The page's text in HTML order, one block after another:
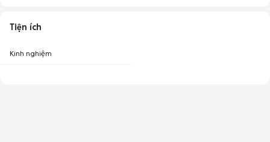
Tiện ích
Kinh nghiệm